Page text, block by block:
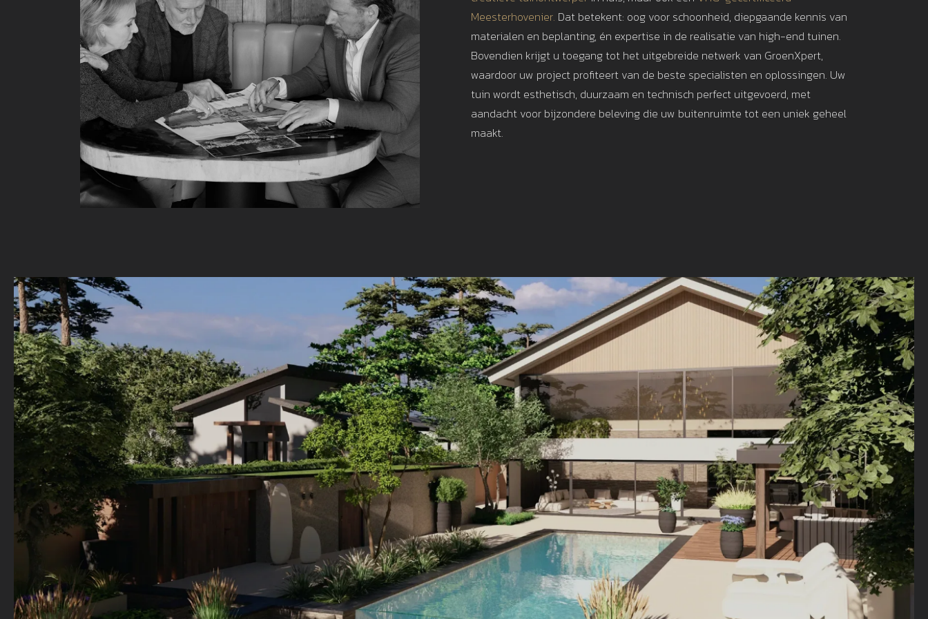
Meesterhovenier. Dat betekent: oog voor schoonheid, diepgaande kennis van
materialen en beplanting, én expertise in de realisatie van high-end tuinen.
Bovendien krijgt u toegang tot het uitgebreide netwerk van GroenXpert,
waardoor uw project profiteert van de beste specialisten en oplossingen. Uw
tuin wordt esthetisch, duurzaam en technisch perfect uitgevoerd, met
aandacht voor bijzondere beleving die uw buitenruimte tot een uniek geheel
maakt.